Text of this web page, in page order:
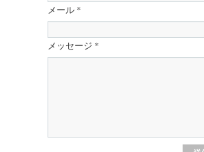
メール *
メッセージ *